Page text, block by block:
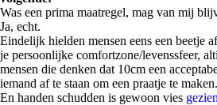
Was een prima maatregel, mag van mij
Ja, echt.
Eindelijk hielden mensen eens een beetje
je persoonlijke comfortzone/levenssfeer,
mensen die denken dat 10cm een
iemand af te staan om een praatje te maken.
En handen schudden is gewoon vies